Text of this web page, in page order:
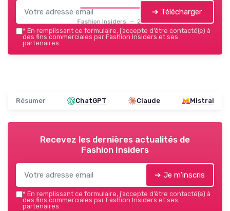
Fashion Insiders — 2026
➔ Télécharger
* En remplissant ce formulaire, j’accepte d’être contacté(e) à
des fins commerciales par Fashion Insiders et ses
partenaires.
Résumer ChatGPT Claude Mistral
Recevez les dernières actualités de
Fashion Insiders
➔ Je m'inscris
* En remplissant ce formulaire, j’accepte d’être contacté(e) à
des fins commerciales par Fashion Insiders et ses
partenaires.